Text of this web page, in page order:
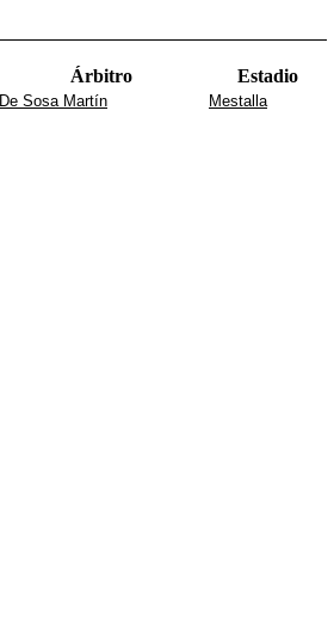
Árbitro Estadio
De Sosa Martín Mestalla